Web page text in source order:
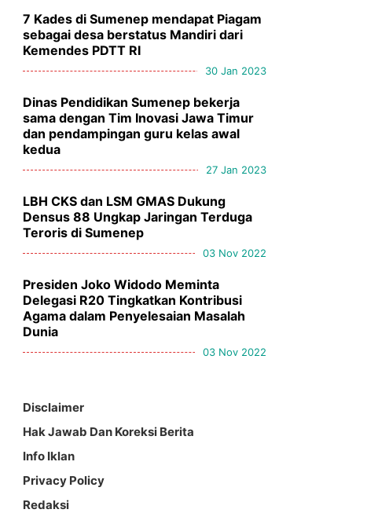
7 Kades di Sumenep mendapat Piagam
sebagai desa berstatus Mandiri dari
Kemendes PDTT RI
30 Jan 2023
Dinas Pendidikan Sumenep bekerja
sama dengan Tim Inovasi Jawa Timur
dan pendampingan guru kelas awal
kedua
27 Jan 2023
LBH CKS dan LSM GMAS Dukung
Densus 88 Ungkap Jaringan Terduga
Teroris di Sumenep
03 Nov 2022
Presiden Joko Widodo Meminta
Delegasi R20 Tingkatkan Kontribusi
Agama dalam Penyelesaian Masalah
Dunia
03 Nov 2022
Disclaimer
Hak Jawab Dan Koreksi Berita
Info Iklan
Privacy Policy
Redaksi